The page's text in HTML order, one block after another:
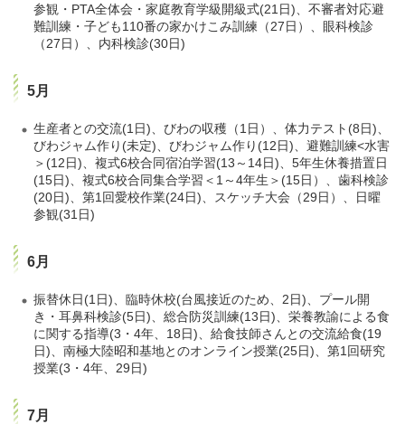
参観・PTA全体会・家庭教育学級開級式(21日)、不審者対応避
難訓練・子ども110番の家かけこみ訓練（27日）、眼科検診
（27日）、内科検診(30日)
5月
生産者との交流(1日)、びわの収穫（1日）、体力テスト(8日)、
びわジャム作り(未定)、びわジャム作り(12日)、避難訓練<水害
＞(12日)、複式6校合同宿泊学習(13～14日)、5年生休養措置日
(15日)、複式6校合同集合学習＜1～4年生＞(15日）、歯科検診
(20日)、第1回愛校作業(24日)、スケッチ大会（29日）、日曜
参観(31日)
6月
振替休日(1日)、臨時休校(台風接近のため、2日)、プール開
き・耳鼻科検診(5日)、総合防災訓練(13日)、栄養教諭による食
に関する指導(3・4年、18日)、給食技師さんとの交流給食(19
日)、南極大陸昭和基地とのオンライン授業(25日)、第1回研究
授業(3・4年、29日)
7月